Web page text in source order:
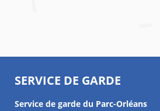
SERVICE DE GARDE
Service de garde du Parc-Orléans